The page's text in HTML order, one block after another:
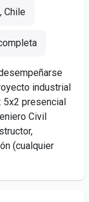
Chile
industrial
5x2 presencial
Civil
(cualquier